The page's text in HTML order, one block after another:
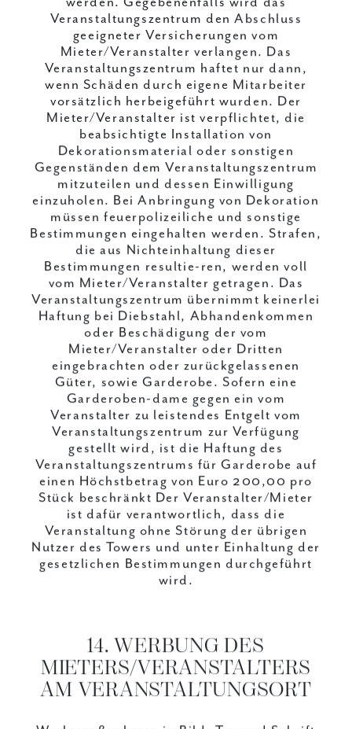
Veranstaltungszentrum den Abschluss
geeigneter Versicherungen vom
Mieter/Veranstalter verlangen. Das
Veranstaltungszentrum haftet nur dann,
wenn Schäden durch eigene Mitarbeiter
vorsätzlich herbeigeführt wurden. Der
Mieter/Veranstalter ist verpflichtet, die
beabsichtigte Installation von
Dekorationsmaterial oder sonstigen
Gegenständen dem Veranstaltungszentrum
mitzuteilen und dessen Einwilligung
einzuholen. Bei Anbringung von Dekoration
müssen feuerpolizeiliche und sonstige
Bestimmungen eingehalten werden. Strafen,
die aus Nichteinhaltung dieser
Bestimmungen resultie-ren, werden voll
vom Mieter/Veranstalter getragen. Das
Veranstaltungszentrum übernimmt keinerlei
Haftung bei Diebstahl, Abhandenkommen
oder Beschädigung der vom
Mieter/Veranstalter oder Dritten
eingebrachten oder zurückgelassenen
Güter, sowie Garderobe. Sofern eine
Garderoben-dame gegen ein vom
Veranstalter zu leistendes Entgelt vom
Veranstaltungszentrum zur Verfügung
gestellt wird, ist die Haftung des
Veranstaltungszentrums für Garderobe auf
einen Höchstbetrag von Euro 200,00 pro
Stück beschränkt Der Veranstalter/Mieter
ist dafür verantwortlich, dass die
Veranstaltung ohne Störung der übrigen
Nutzer des Towers und unter Einhaltung der
gesetzlichen Bestimmungen durchgeführt
wird.
14. WERBUNG DES
MIETERS/VERANSTALTERS
AM VERANSTALTUNGSORT